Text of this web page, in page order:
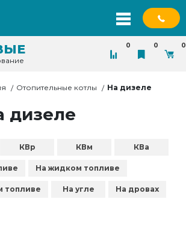
0 0 0
Отопительные котлы На дизеле
дизеле
КВр КВм КВа
На жидком топливе
топливе На угле На дровах